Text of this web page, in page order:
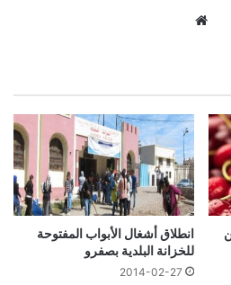
انطلاق أشغال الأبواب المفتوحة
للخزانة البلدية بصفرو
2014-02-27